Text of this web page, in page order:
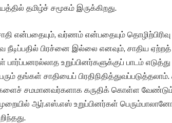
தமிழ்ச் சமூகம் இருக்கிறது.
என்பதையும், வர்ணம் என்பதையும்
பிரச்னை இல்லை எனவும், சாதிய ஏற்றத்
உறுப்பினர்களுக்குப் பாடம் எடுத்து
தங்கள் சாதியைப்
சமமானவர்களாக கருதிக் கொள்ள
ஆர்.எஸ்.எஸ் உறுப்பினர்கள்